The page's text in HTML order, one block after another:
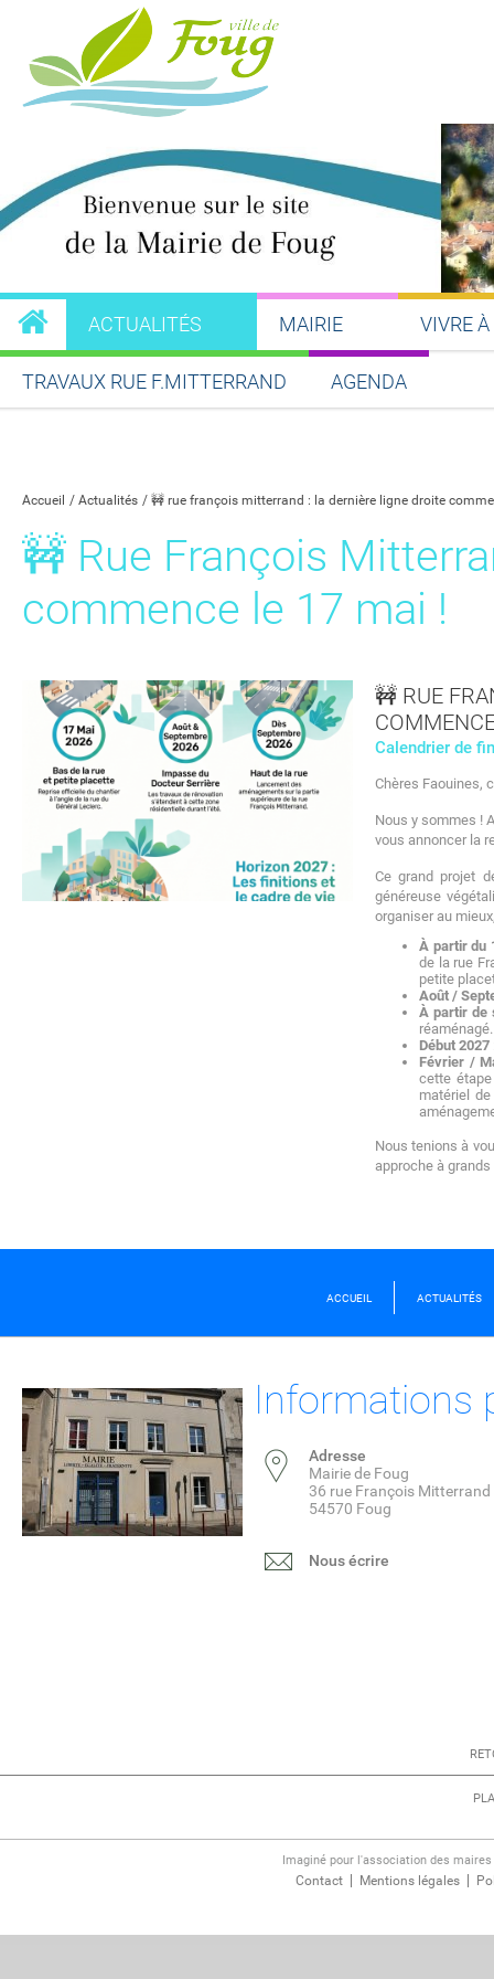
ACTUALITÉS MAIRIE VIVRE
TRAVAUX RUE F.MITTERRAND AGENDA
Accueil Actualités 🚧 rue françois mitterrand : la dernière ligne droite
🚧 Rue François
commence le 17 mai !
🚧 RUE
Calendrier de
Chères Faouines,
Nous y sommes !
vous annoncer la
Ce grand projet
généreuse
organiser au
À partir du
de la rue
petite
Août /
À partir de
réaménagé.
Début 2027
Février /
cette
matériel
Nous tenions à
approche à
ACCUEIL ACTUALITÉS
Informations
Adresse
Mairie de Foug
36 rue François Mitterrand
54570 Foug
Nous écrire
Imaginé pour l'association des
Contact Mentions légales